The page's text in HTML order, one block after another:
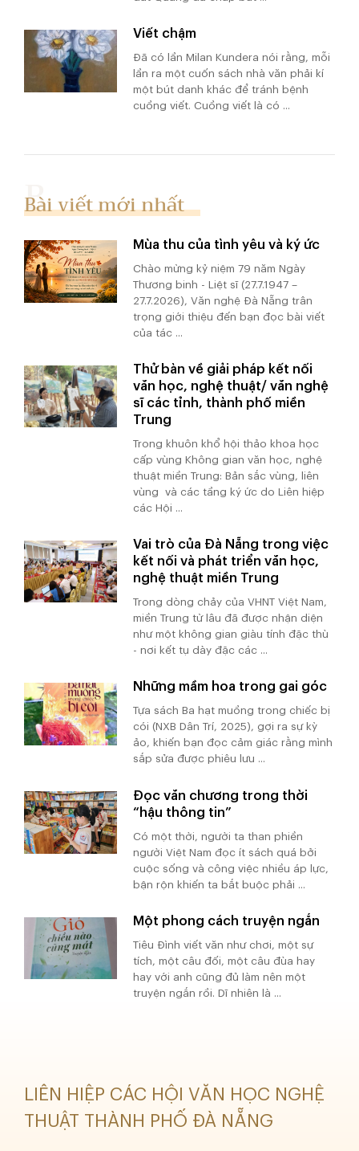
Viết chậm
Đã có lần Milan Kundera nói rằng, mỗi
lần ra một cuốn sách nhà văn phải kí
một bút danh khác để tránh bệnh
cuồng viết. Cuồng viết là có ...
Bài viết mới nhất
Mùa thu của tình yêu và ký ức
Chào mừng kỷ niệm 79 năm Ngày
Thương binh - Liệt sĩ (27.7.1947 –
27.7.2026), Văn nghệ Đà Nẵng trân
trọng giới thiệu đến bạn đọc bài viết
của tác ...
Thử bàn về giải pháp kết nối
văn học, nghệ thuật/ văn nghệ
sĩ các tỉnh, thành phố miền
Trung
Trong khuôn khổ hội thảo khoa học
cấp vùng Không gian văn học, nghệ
thuật miền Trung: Bản sắc vùng, liên
vùng và các tầng ký ức do Liên hiệp
các Hội ...
Vai trò của Đà Nẵng trong việc
kết nối và phát triển văn học,
nghệ thuật miền Trung
Trong dòng chảy của VHNT Việt Nam,
miền Trung từ lâu đã được nhận diện
như một không gian giàu tính đặc thù
- nơi kết tụ dày đặc các ...
Những mầm hoa trong gai góc
Tựa sách Ba hạt muồng trong chiếc bị
cói (NXB Dân Trí, 2025), gợi ra sự kỳ
ảo, khiến bạn đọc cảm giác rằng mình
sắp sửa được phiêu lưu ...
Đọc văn chương trong thời
“hậu thông tin”
Có một thời, người ta than phiền
người Việt Nam đọc ít sách quá bởi
cuộc sống và công việc nhiều áp lực,
bận rộn khiến ta bắt buộc phải ...
Một phong cách truyện ngắn
Tiêu Đình viết văn như chơi, một sự
tích, một câu đối, một câu đùa hay
hay với anh cũng đủ làm nên một
truyện ngắn rồi. Dĩ nhiên là ...
LIÊN HIỆP CÁC HỘI VĂN HỌC NGHỆ
THUẬT THÀNH PHỐ ĐÀ NẴNG